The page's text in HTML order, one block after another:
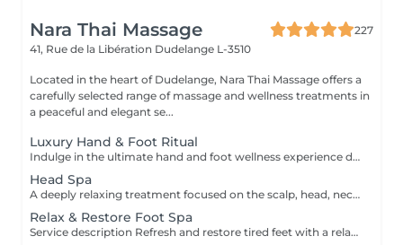
Nara Thai Massage
227
41, Rue de la Libération Dudelange L-3510
Located in the heart of Dudelange, Nara Thai Massage offers a
carefully selected range of massage and wellness treatments in
a peaceful and elegant se...
Luxury Hand & Foot Ritual
Indulge in the ultimate hand and foot wellness experience designed to leave your skin feeling soft, nourished, and beautifully refreshed. Foot Treatment (45 min) Foot Spa Foot Scrub Foot Massage Warm Paraffin Treatment Hand Treatment (30 min) Hand Scrub Hand Massage Warm Paraffin Treatment This luxurious treatment combines exfoliation, massage, and the soothing warmth of paraffin to soften the skin, promote relaxation, and provide lasting comfort for tired hands and feet.
Head Spa
A deeply relaxing treatment focused on the scalp, head, neck, and overall well-being. Gentle massage techniques help relieve tension, stimulate circulation, and promote a soothing sense of relaxation while nourishing the scalp and hair. The treatment includes a relaxing scalp massage, hair wash, and blow dry. Ideal for reducing stress, easing tension, and enjoying a moment of complete relaxation.
Relax & Restore Foot Spa
Service description Refresh and restore tired feet with a relaxing foot care ritual. Choose between a 30-minute essential treatment or a complete 60-minute experience, including a relaxing head, neck and shoulder massage. 30 min · €69 — Essential Foot Spa Foot soak, exfoliating scrub, nourishing cream foot mask and relaxing foot massage. Foot mask socks and paraffin treatment are not included. 60 min · €129 — Complete Foot Spa & Upper-Body Relaxation Foot soak, exfoliating scrub, nourishing cream foot mask, foot mask socks, warm paraffin treatment and relaxing foot massage. While the foot mask is left on, you will receive a 15-minute head, neck and shoulder massage, included within the total 60-minute treatment time.